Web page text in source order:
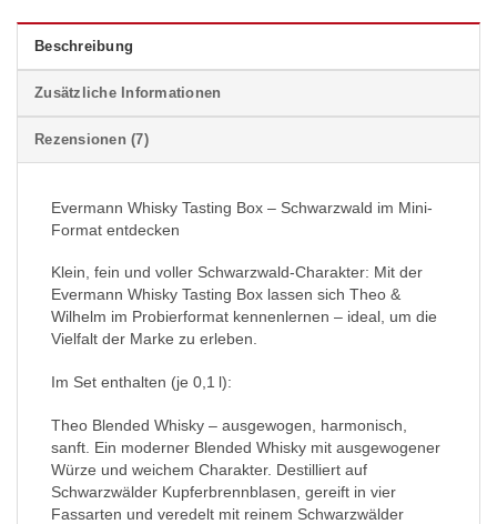
Beschreibung
Zusätzliche Informationen
Rezensionen (7)
Evermann Whisky Tasting Box – Schwarzwald im Mini-
Format entdecken
Klein, fein und voller Schwarzwald-Charakter: Mit der
Evermann Whisky Tasting Box lassen sich Theo &
Wilhelm im Probierformat kennenlernen – ideal, um die
Vielfalt der Marke zu erleben.
Im Set enthalten (je 0,1 l):
Theo Blended Whisky – ausgewogen, harmonisch,
sanft. Ein moderner Blended Whisky mit ausgewogener
Würze und weichem Charakter. Destilliert auf
Schwarzwälder Kupferbrennblasen, gereift in vier
Fassarten und veredelt mit reinem Schwarzwälder